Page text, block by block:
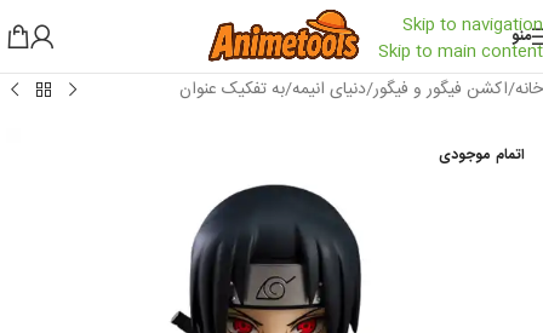
Skip to navigation
Skip to main content
منو
خانه/اکشن فیگور و فیگور/دنیای انیمه/به تفکیک عنوان
اتمام موجودی